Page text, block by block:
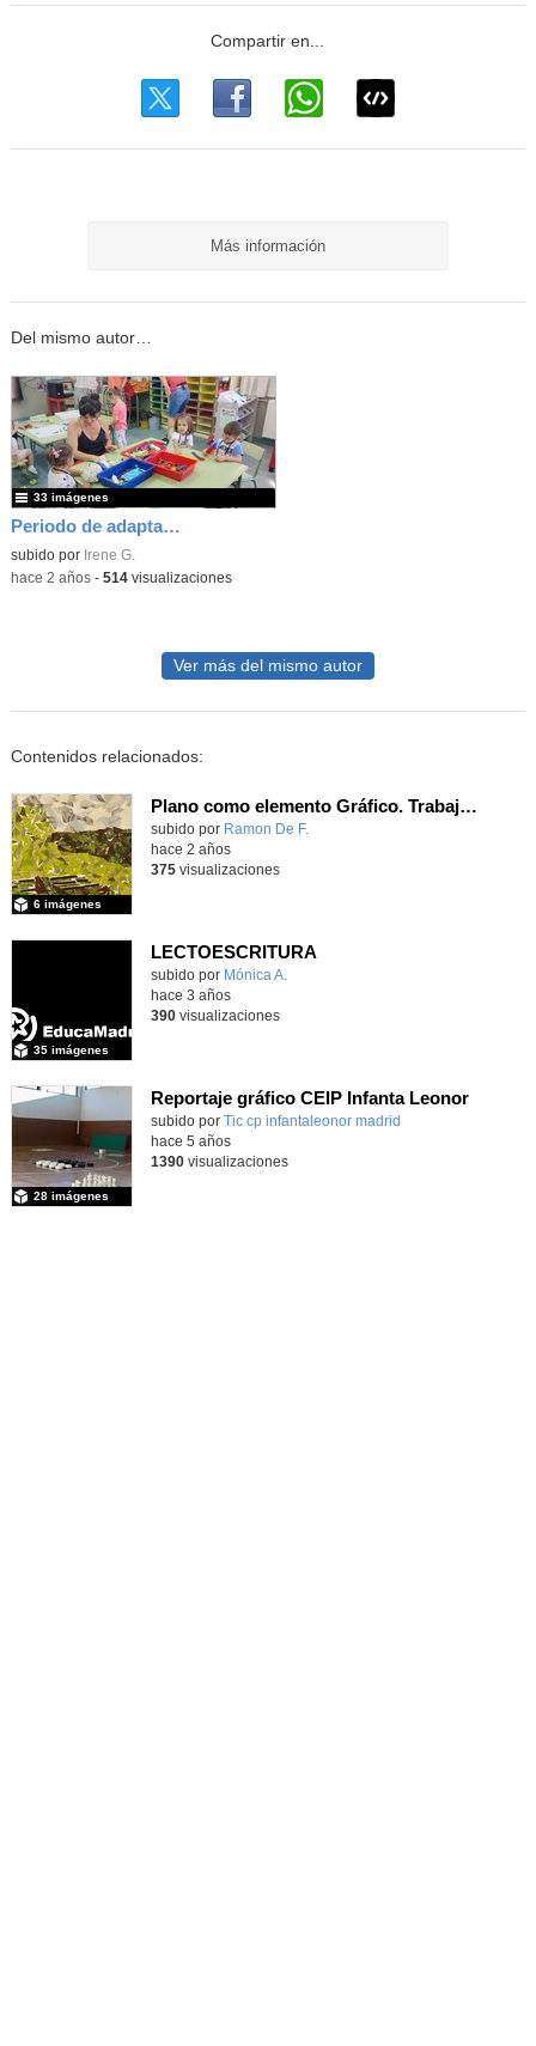
Más información
Del mismo autor…
Periodo de adaptación
subido por Irene G.
33 imágenes
-hace 2 años- 514visualizaciones
Ver más del mismo autor
Contenidos relacionados:
Plano como elemento Gráfico. Trabajos de alumnos.
subido por Ramon De F.
6 imágenes
hace 2 años
375visualizaciones
LECTOESCRITURA
Contenido educativo.
subido por Mónica A.
35 imágenes
hace 3 años
390visualizaciones
Reportaje gráfico CEIP Infanta Leonor
subido por Tic cp infantaleonor madrid
28 imágenes
hace 5 años
1390visualizaciones